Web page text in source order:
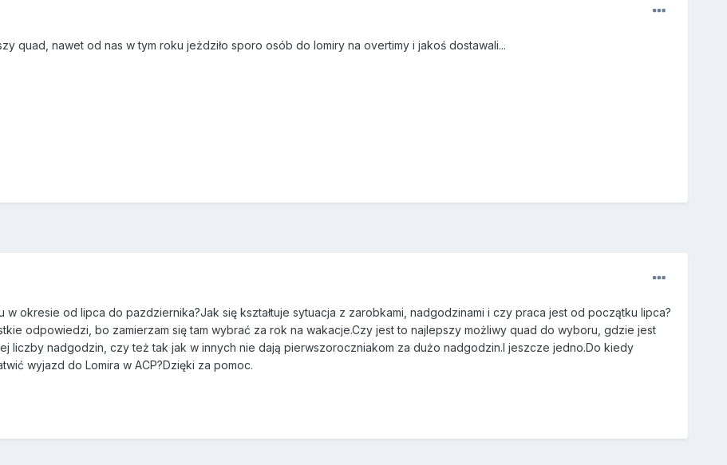
quad, nawet od nas w tym roku jeżdziło sporo osób do lomiry na overtimy i jakoś dostawali...
w okresie od lipca do pazdziernika?Jak się kształtuje sytuacja z zarobkami, nadgodzinami i czy praca jest od początku lipca?
odpowiedzi, bo zamierzam się tam wybrać za rok na wakacje.Czy jest to najlepszy możliwy quad do wyboru, gdzie jest
liczby nadgodzin, czy też tak jak w innych nie dają pierwszoroczniakom za dużo nadgodzin.I jeszcze jedno.Do kiedy
wyjazd do Lomira w ACP?Dzięki za pomoc.